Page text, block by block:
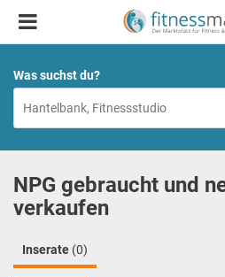
Was suchst du?
NPG gebraucht und
verkaufen
Inserate (0)